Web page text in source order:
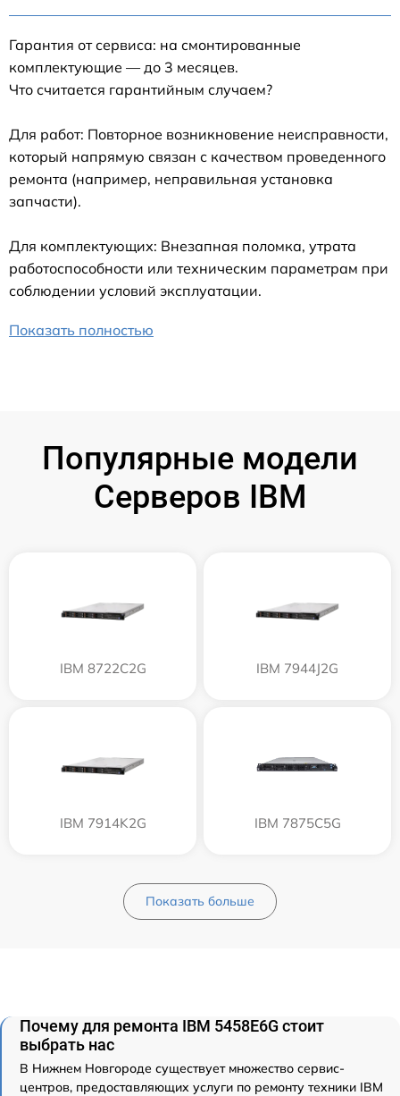
Гарантия от сервиса: на смонтированные
комплектующие — до 3 месяцев.
Что считается гарантийным случаем?
Для работ: Повторное возникновение неисправности,
который напрямую связан с качеством проведенного
ремонта (например, неправильная установка
запчасти).
Для комплектующих: Внезапная поломка, утрата
работоспособности или техническим параметрам при
соблюдении условий эксплуатации.
Показать полностью
Популярные модели
Серверов IBM
IBM 8722C2G IBM 7944J2G
IBM 7914K2G IBM 7875C5G
Показать больше
Почему для ремонта IBM 5458E6G стоит
выбрать нас
В Нижнем Новгороде существует множество сервис-
центров, предоставляющих услуги по ремонту техники IBM